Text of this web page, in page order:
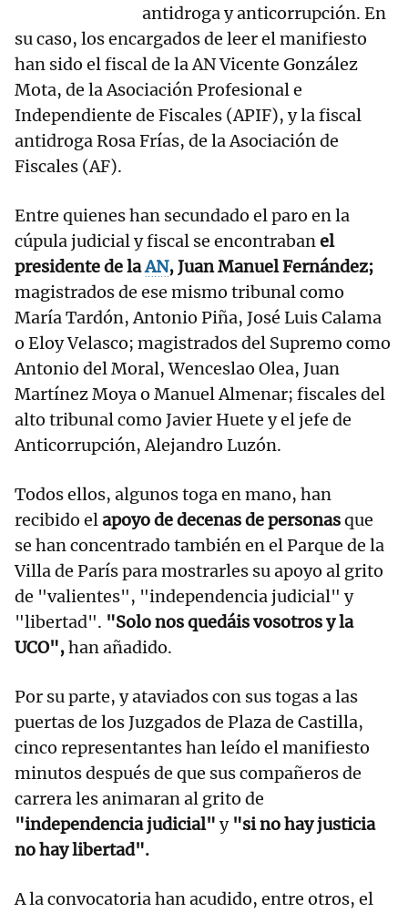
antidroga y anticorrupción. En
su caso, los encargados de leer el manifiesto
han sido el fiscal de la AN Vicente González
Mota, de la Asociación Profesional e
Independiente de Fiscales (APIF), y la fiscal
antidroga Rosa Frías, de la Asociación de
Fiscales (AF).
Entre quienes han secundado el paro en la
cúpula judicial y fiscal se encontrabanel
presidente de laAN, Juan Manuel Fernández;
magistrados de ese mismo tribunal como
María Tardón, Antonio Piña, José Luis Calama
o Eloy Velasco; magistrados del Supremo como
Antonio del Moral, Wenceslao Olea, Juan
Martínez Moya o Manuel Almenar; fiscales del
alto tribunal como Javier Huete y el jefe de
Anticorrupción, Alejandro Luzón.
Todos ellos, algunos toga en mano, han
recibido elapoyo de decenas de personasque
se han concentrado también en el Parque de la
Villa de París para mostrarles su apoyo al grito
de "valientes", "independencia judicial" y
"libertad". "Solo nos quedáis vosotros y la
UCO",han añadido.
Por su parte, y ataviados con sus togas a las
puertas de los Juzgados de Plaza de Castilla,
cinco representantes han leído el manifiesto
minutos después de que sus compañeros de
carrera les animaran al grito de
"independencia judicial" y "si no hay justicia
no hay libertad".
A la convocatoria han acudido, entre otros, el